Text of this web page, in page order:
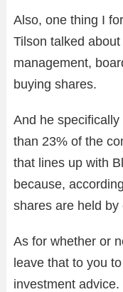
Also, one thing I
Tilson talked
management,
buying shares.
And he
than 23% of the
that lines up with
because,
shares are held
As for whether or
leave that to you
investment advice.